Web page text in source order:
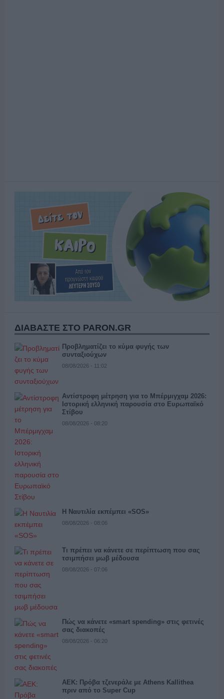
ΔΙΑΒΑΣΤΕ ΣΤΟ PARON.GR
Προβληματίζει το κύμα φυγής των
συνταξιούχων
08/08/2026 - 11:02
Αντίστροφη μέτρηση για το Μπέρμιγχαμ 2026:
Ιστορική ελληνική παρουσία στο Ευρωπαϊκό
Στίβου
08/08/2026 - 08:20
Η Ναυτιλία εκπέμπει «SOS»
08/08/2026 - 08:06
Τι πρέπει να κάνετε σε περίπτωση που σας
τσιμπήσει μωβ μέδουσα
08/08/2026 - 07:06
Πώς να κάνετε «smart spending» στις φετινές
σας διακοπές
08/08/2026 - 06:20
ΑΕΚ: Πρόβα τζενεράλε με Athens Kallithea
πριν από το Super Cup